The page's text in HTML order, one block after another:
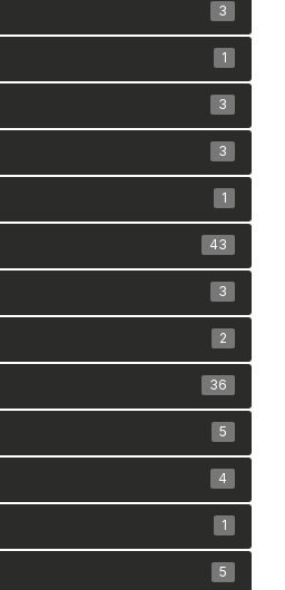
3
1
3
3
1
43
3
2
36
5
4
1
5